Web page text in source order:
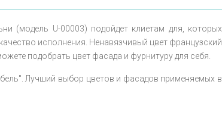
(модель U-00003) подойдет клиетам для, которых
исполнения. Ненавязчивый цвет французский
подобрать цвет фасада и фурнитуру для себя.
Лучший выбор цветов и фасадов применяемых в